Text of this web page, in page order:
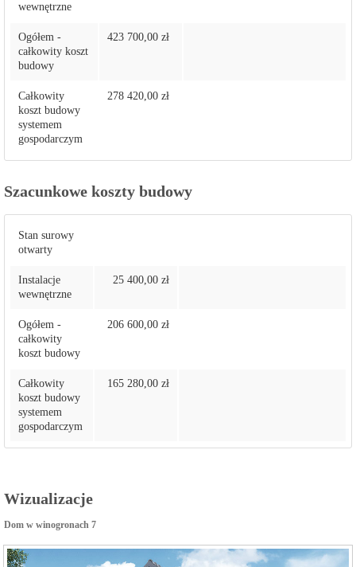
wewnętrzne
Ogółem -
całkowity koszt
budowy
423 700,00 zł
Całkowity
koszt budowy
systemem
gospodarczym
278 420,00 zł
Szacunkowe koszty budowy
Stan surowy
otwarty
Instalacje
wewnętrzne
25 400,00 zł
Ogółem -
całkowity
koszt budowy
206 600,00 zł
Całkowity
koszt budowy
systemem
gospodarczym
165 280,00 zł
Wizualizacje
Dom w winogronach 7